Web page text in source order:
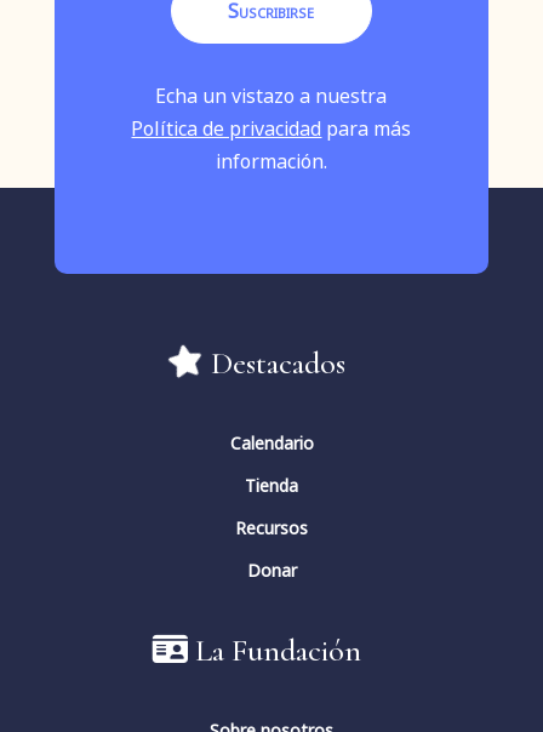
Echa un vistazo a nuestra
Política de privacidad para más
información.
Destacados
Calendario
Tienda
Recursos
Donar
La Fundación